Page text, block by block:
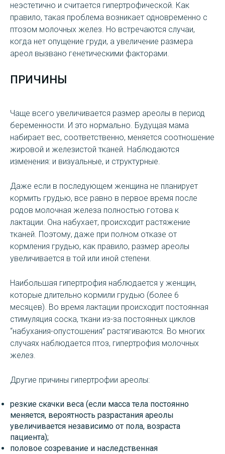
неэстетично и считается гипертрофической. Как
правило, такая проблема возникает одновременно с
птозом молочных желез. Но встречаются случаи,
когда нет опущение груди, а увеличение размера
ареол вызвано генетическими факторами.
ПРИЧИНЫ
Чаще всего увеличивается размер ареолы в период
беременности. И это нормально. Будущая мама
набирает вес, соответственно, меняется соотношение
жировой и железистой тканей. Наблюдаются
изменения: и визуальные, и структурные.
Даже если в последующем женщина не планирует
кормить грудью, все равно в первое время после
родов молочная железа полностью готова к
лактации. Она набухает, происходит растяжение
тканей. Поэтому, даже при полном отказе от
кормления грудью, как правило, размер ареолы
увеличивается в той или иной степени.
Наибольшая гипертрофия наблюдается у женщин,
которые длительно кормили грудью (более 6
месяцев). Во время лактации происходит постоянная
стимуляция соска, ткани из-за постоянных циклов
“набухания-опустошения” растягиваются. Во многих
случаях наблюдается птоз, гипертрофия молочных
желез.
Другие причины гипертрофии ареолы:
резкие скачки веса (если масса тела постоянно
меняется, вероятность разрастания ареолы
увеличивается независимо от пола, возраста
пациента);
половое созревание и наследственная